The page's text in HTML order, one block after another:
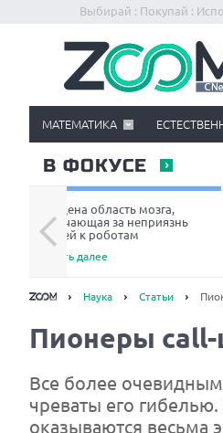
Выбирай : Покупай :
МАТЕМАТИКА
В ФОКУСЕ
Найдена область мозга,
отвечающая за неприязнь
людей к роботам
Читать далее
Наука Статьи
Пионеры сall-
Все более очевидным
чреваты его
оказываются весьма